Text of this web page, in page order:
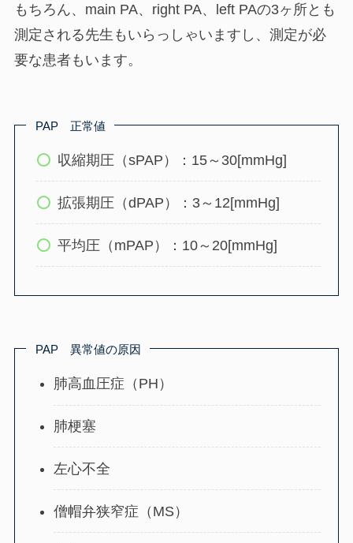
もちろん、main PA、right PA、left PAの3ヶ所とも
測定される先生もいらっしゃいますし、測定が必
要な患者もいます。
PAP 正常値
収縮期圧（sPAP）：15～30[mmHg]
拡張期圧（dPAP）：3～12[mmHg]
平均圧（mPAP）：10～20[mmHg]
PAP 異常値の原因
肺高血圧症（PH）
肺梗塞
左心不全
僧帽弁狭窄症（MS）